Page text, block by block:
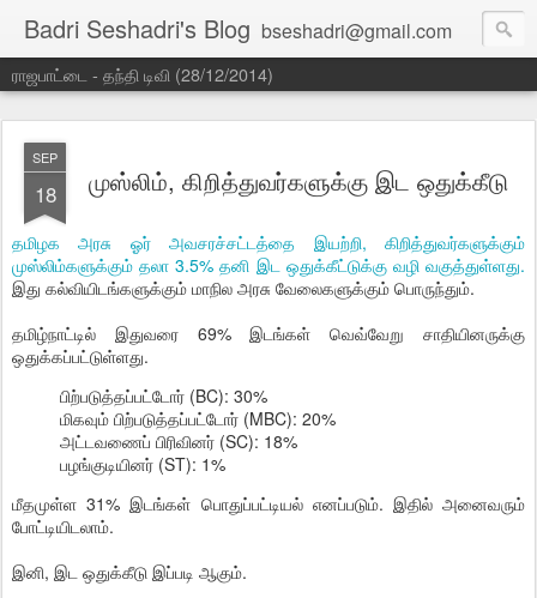
Badri Seshadri's Blog bseshadri@gmail.com
ராஜபாட்டை - தந்தி டிவி (28/12/2014)
SEP
18 முஸ்லிம், கிறித்துவர்களுக்கு இட ஒதுக்கீடு
தமிழக அரசு ஓர் அவசரச்சட்டத்தை இயற்றி, கிறித்துவர்களுக்கும்
முஸ்லிம்களுக்கும் தலா 3.5% தனி இட ஒதுக்கீட்டுக்கு வழி வகுத்துள்ளது.
இது கல்வியிடங்களுக்கும் மாநில அரசு வேலைகளுக்கும் பொருந்தும்.
தமிழ்நாட்டில் இதுவரை 69% இடங்கள் வெவ்வேறு சாதியினருக்கு
ஒதுக்கப்பட்டுள்ளது.
பிற்படுத்தப்பட்டோர் (BC): 30%
மிகவும் பிற்படுத்தப்பட்டோர் (MBC): 20%
அட்டவணைப் பிரிவினர் (SC): 18%
பழங்குடியினர் (ST): 1%
மீதமுள்ள 31% இடங்கள் பொதுப்பட்டியல் எனப்படும். இதில் அனைவரும்
போட்டியிடலாம்.
இனி, இட ஒதுக்கீடு இப்படி ஆகும்.